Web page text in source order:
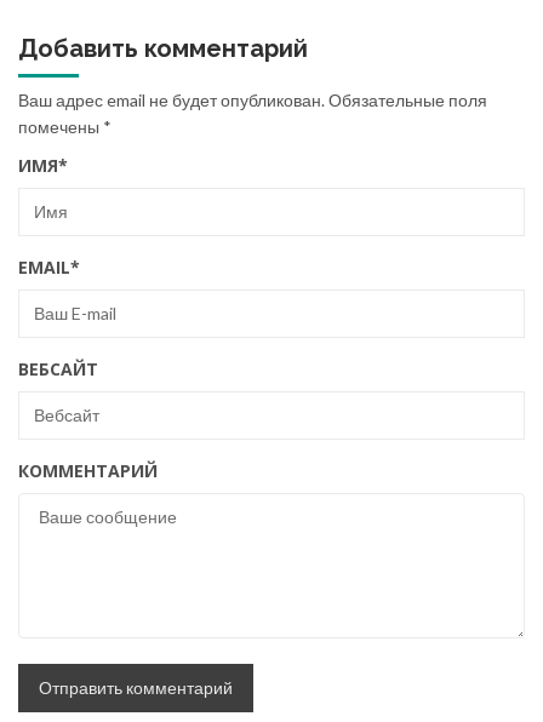
Добавить комментарий
Ваш адрес email не будет опубликован.Обязательные поля
помечены *
ИМЯ*
EMAIL*
ВЕБСАЙТ
КОММЕНТАРИЙ